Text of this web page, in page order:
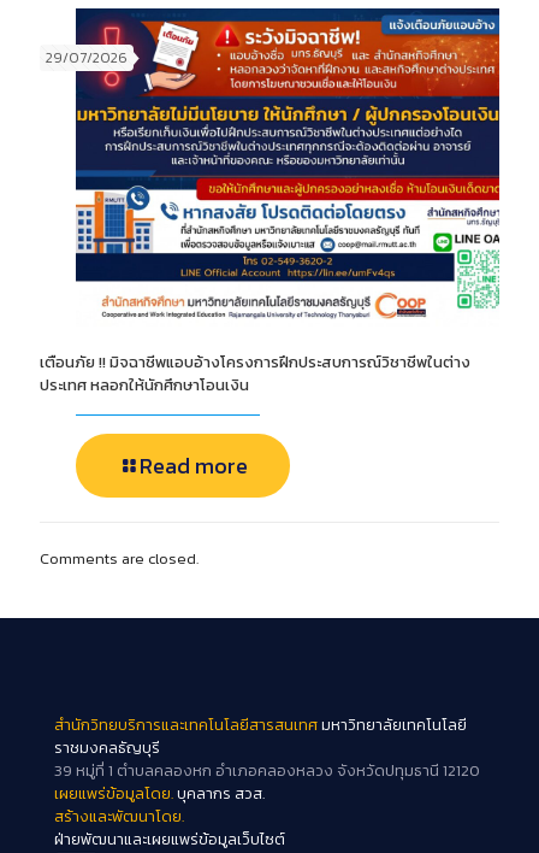
29/07/2026
เตือนภัย !! มิจฉาชีพแอบอ้างโครงการฝึกประสบการณ์วิชาชีพในต่าง
ประเทศ หลอกให้นักศึกษาโอนเงิน
Read more
Comments are closed.
สำนักวิทยบริการและเทคโนโลยีสารสนเทศมหาวิทยาลัยเทคโนโลยี
ราชมงคลธัญบุรี
39 หมู่ที่ 1 ตำบลคลองหก อำเภอคลองหลวง จังหวัดปทุมธานี 12120
เผยแพร่ข้อมูลโดย.บุคลากร สวส.
สร้างและพัฒนาโดย.
ฝ่ายพัฒนาและเผยแพร่ข้อมูลเว็บไซต์